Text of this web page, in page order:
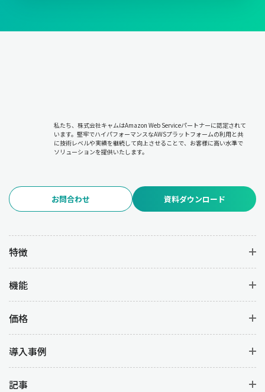
私たち、株式会社キャムはAmazon Web Serviceパートナーに認定されて
います。堅牢でハイパフォーマンスなAWSプラットフォームの利用と共
に技術レベルや実績を継続して向上させることで、お客様に高い水準で
ソリューションを提供いたします。
お問合わせ 資料ダウンロード
特徴
機能
価格
導入事例
記事